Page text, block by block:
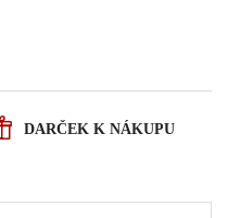
DARČEK K NÁKUPU